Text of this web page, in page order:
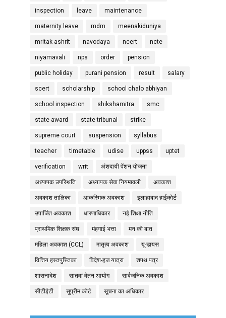
inspection leave maintenance
maternity leave mdm meenakiduniya
mritak ashrit navodaya ncert ncte
niyamavali nps order pension
public holiday purani pension result salary
scert scholarship school chalo abhiyan
school inspection shikshamitra smc
state award state tribunal strike
supreme court suspension syllabus
teacher timetable udise uppss uptet
verification writ अंशदायी पेंशन योजना
अध्यापक उपस्थिति अध्यापक सेवा नियमावली अवकाश
अवकाश तालिका आकस्मिक अवकाश इलाहाबाद हाईकोर्ट
उपार्जित अवकाश धारणाधिकार नई शिक्षा नीति
प्राथमिक शिक्षक संघ मंहगाई भत्ता मन की बात
महिला अवकाश (CCL) मातृत्व अवकाश यू-डायस
वित्तिय हस्तपुस्तिका विदेश-हज यात्रा शपथ पत्र
शासनादेश सातवां वेतन आयोग सार्वजनिक अवकाश
सीटीईटी सुप्रीम कोर्ट सूचना का अधिकार